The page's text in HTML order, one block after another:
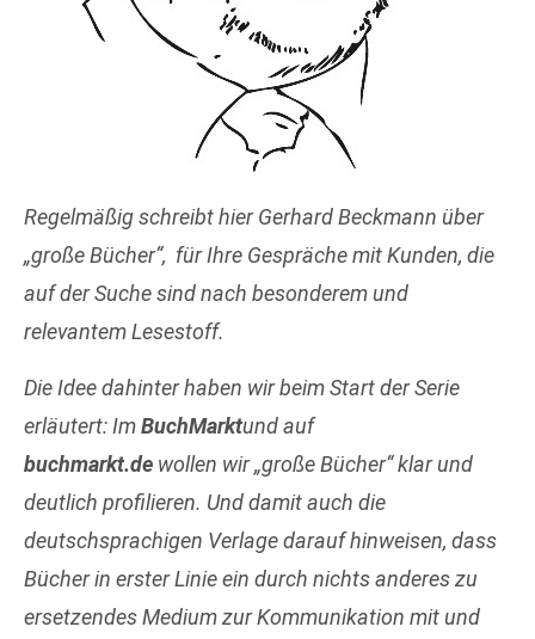
Regelmäßig schreibt hier Gerhard Beckmann über
„große Bücher“, für Ihre Gespräche mit Kunden, die
auf der Suche sind nach besonderem und
relevantem Lesestoff.
Die Idee dahinter haben wir beim Start der Serie
erläutert: ImBuchMarktund auf
buchmarkt.de wollen wir „große Bücher“ klar und
deutlich profilieren. Und damit auch die
deutschsprachigen Verlage darauf hinweisen, dass
Bücher in erster Linie ein durch nichts anderes zu
ersetzendes Medium zur Kommunikation mit und